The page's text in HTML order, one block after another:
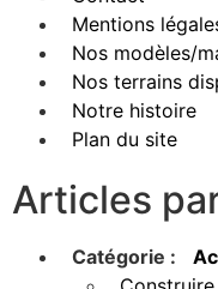
Mentions
Nos modèles/
Nos terrains
Notre histoire
Plan du site
Articles
Catégorie :